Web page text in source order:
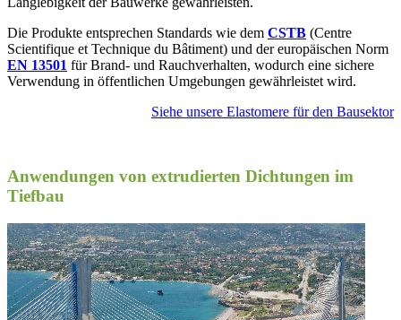
Die Produkte entsprechen Standards wie dem CSTB (Centre
Scientifique et Technique du Bâtiment) und der europäischen Norm
EN 13501 für Brand- und Rauchverhalten, wodurch eine sichere
Verwendung in öffentlichen Umgebungen gewährleistet wird.
Siehe unsere Elastomere für den Bausektor
Anwendungen von extrudierten Dichtungen im
Tiefbau